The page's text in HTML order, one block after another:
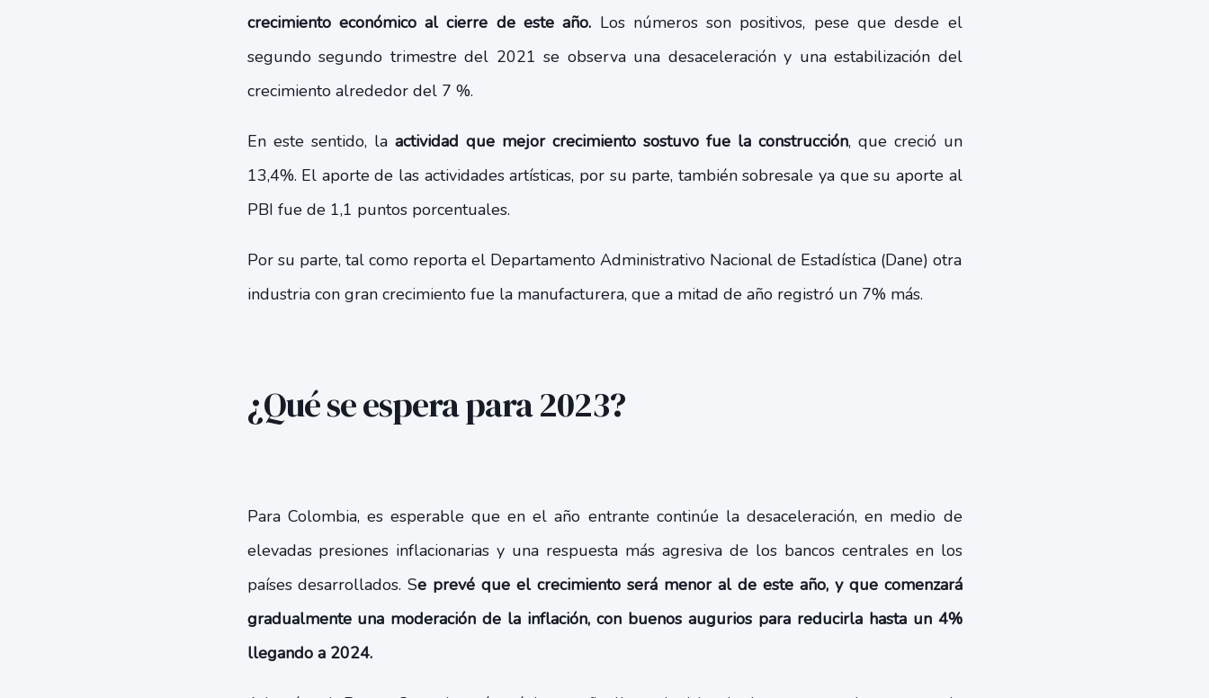
crecimiento económico al cierre de este año. Los números son positivos, pese que desde el
segundo segundo trimestre del 2021 se observa una desaceleración y una estabilización del
crecimiento alrededor del 7 %.
En este sentido, laactividad que mejor crecimiento sostuvo fue la construcción, que creció un
13,4%. El aporte de las actividades artísticas, por su parte, también sobresale ya que su aporte al
PBI fue de 1,1 puntos porcentuales.
Por su parte, tal como reporta el Departamento Administrativo Nacional de Estadística (Dane) otra
industria con gran crecimiento fue la manufacturera, que a mitad de año registró un 7% más.
¿Qué se espera para 2023?
Para Colombia, es esperable que en el año entrante continúe la desaceleración, en medio de
elevadas presiones inflacionarias y una respuesta más agresiva de los bancos centrales en los
países desarrollados. Se prevé que el crecimiento será menor al de este año, y que comenzará
gradualmente una moderación de la inflación, con buenos augurios para reducirla hasta un 4%
llegando a 2024.